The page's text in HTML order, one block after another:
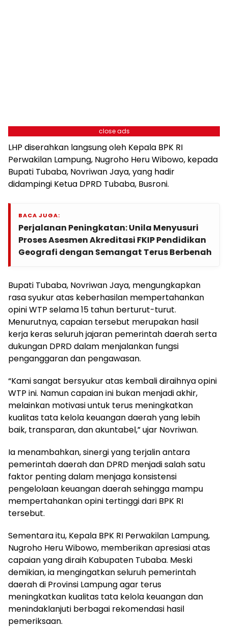
close ads
LHP diserahkan langsung oleh Kepala BPK RI
Perwakilan Lampung, Nugroho Heru Wibowo, kepada
Bupati Tubaba, Novriwan Jaya, yang hadir
didampingi Ketua DPRD Tubaba, Busroni.
BACA JUGA:
Perjalanan Peningkatan: Unila Menyusuri
Proses Asesmen Akreditasi FKIP Pendidikan
Geografi dengan Semangat Terus Berbenah
Bupati Tubaba, Novriwan Jaya, mengungkapkan
rasa syukur atas keberhasilan mempertahankan
opini WTP selama 15 tahun berturut-turut.
Menurutnya, capaian tersebut merupakan hasil
kerja keras seluruh jajaran pemerintah daerah serta
dukungan DPRD dalam menjalankan fungsi
penganggaran dan pengawasan.
“Kami sangat bersyukur atas kembali diraihnya opini
WTP ini. Namun capaian ini bukan menjadi akhir,
melainkan motivasi untuk terus meningkatkan
kualitas tata kelola keuangan daerah yang lebih
baik, transparan, dan akuntabel,” ujar Novriwan.
Ia menambahkan, sinergi yang terjalin antara
pemerintah daerah dan DPRD menjadi salah satu
faktor penting dalam menjaga konsistensi
pengelolaan keuangan daerah sehingga mampu
mempertahankan opini tertinggi dari BPK RI
tersebut.
Sementara itu, Kepala BPK RI Perwakilan Lampung,
Nugroho Heru Wibowo, memberikan apresiasi atas
capaian yang diraih Kabupaten Tubaba. Meski
demikian, ia mengingatkan seluruh pemerintah
daerah di Provinsi Lampung agar terus
meningkatkan kualitas tata kelola keuangan dan
menindaklanjuti berbagai rekomendasi hasil
pemeriksaan.